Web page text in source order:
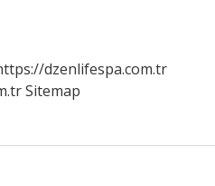
dzenlifespa.com.tr
Sitemap